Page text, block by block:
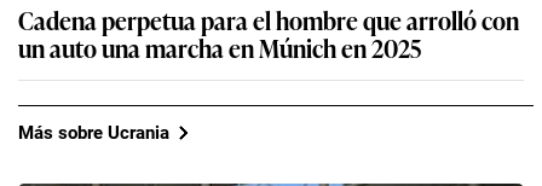
Cadena perpetua para el hombre que arrolló con
un auto una marcha en Múnich en 2025
Más sobre Ucrania